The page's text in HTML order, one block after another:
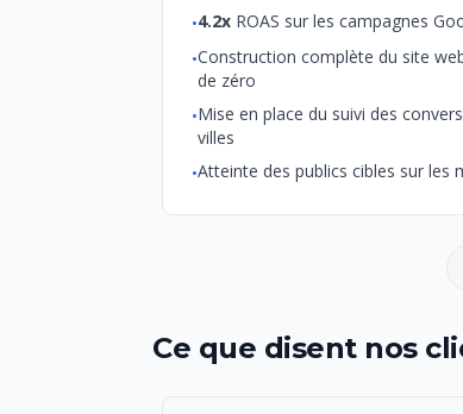
•4.2x ROAS sur les campagnes
•Construction complète du site
de zéro
•Mise en place du suivi des
villes
•Atteinte des publics cibles sur les
Ce que disent nos